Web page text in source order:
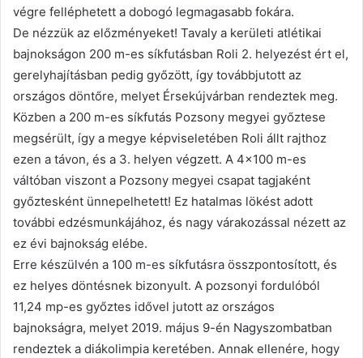
végre felléphetett a dobogó legmagasabb fokára.
De nézzük az előzményeket! Tavaly a kerületi atlétikai
bajnokságon 200 m-es síkfutásban Roli 2. helyezést ért el,
gerelyhajításban pedig győzött, így továbbjutott az
országos döntőre, melyet Érsekújvárban rendeztek meg.
Közben a 200 m-es síkfutás Pozsony megyei győztese
megsérült, így a megye képviseletében Roli állt rajthoz
ezen a távon, és a 3. helyen végzett. A 4×100 m-es
váltóban viszont a Pozsony megyei csapat tagjaként
győztesként ünnepelhetett! Ez hatalmas lökést adott
további edzésmunkájához, és nagy várakozással nézett az
ez évi bajnokság elébe.
Erre készülvén a 100 m-es síkfutásra összpontosított, és
ez helyes döntésnek bizonyult. A pozsonyi fordulóból
11,24 mp-es győztes idővel jutott az országos
bajnokságra, melyet 2019. május 9-én Nagyszombatban
rendeztek a diákolimpia keretében. Annak ellenére, hogy